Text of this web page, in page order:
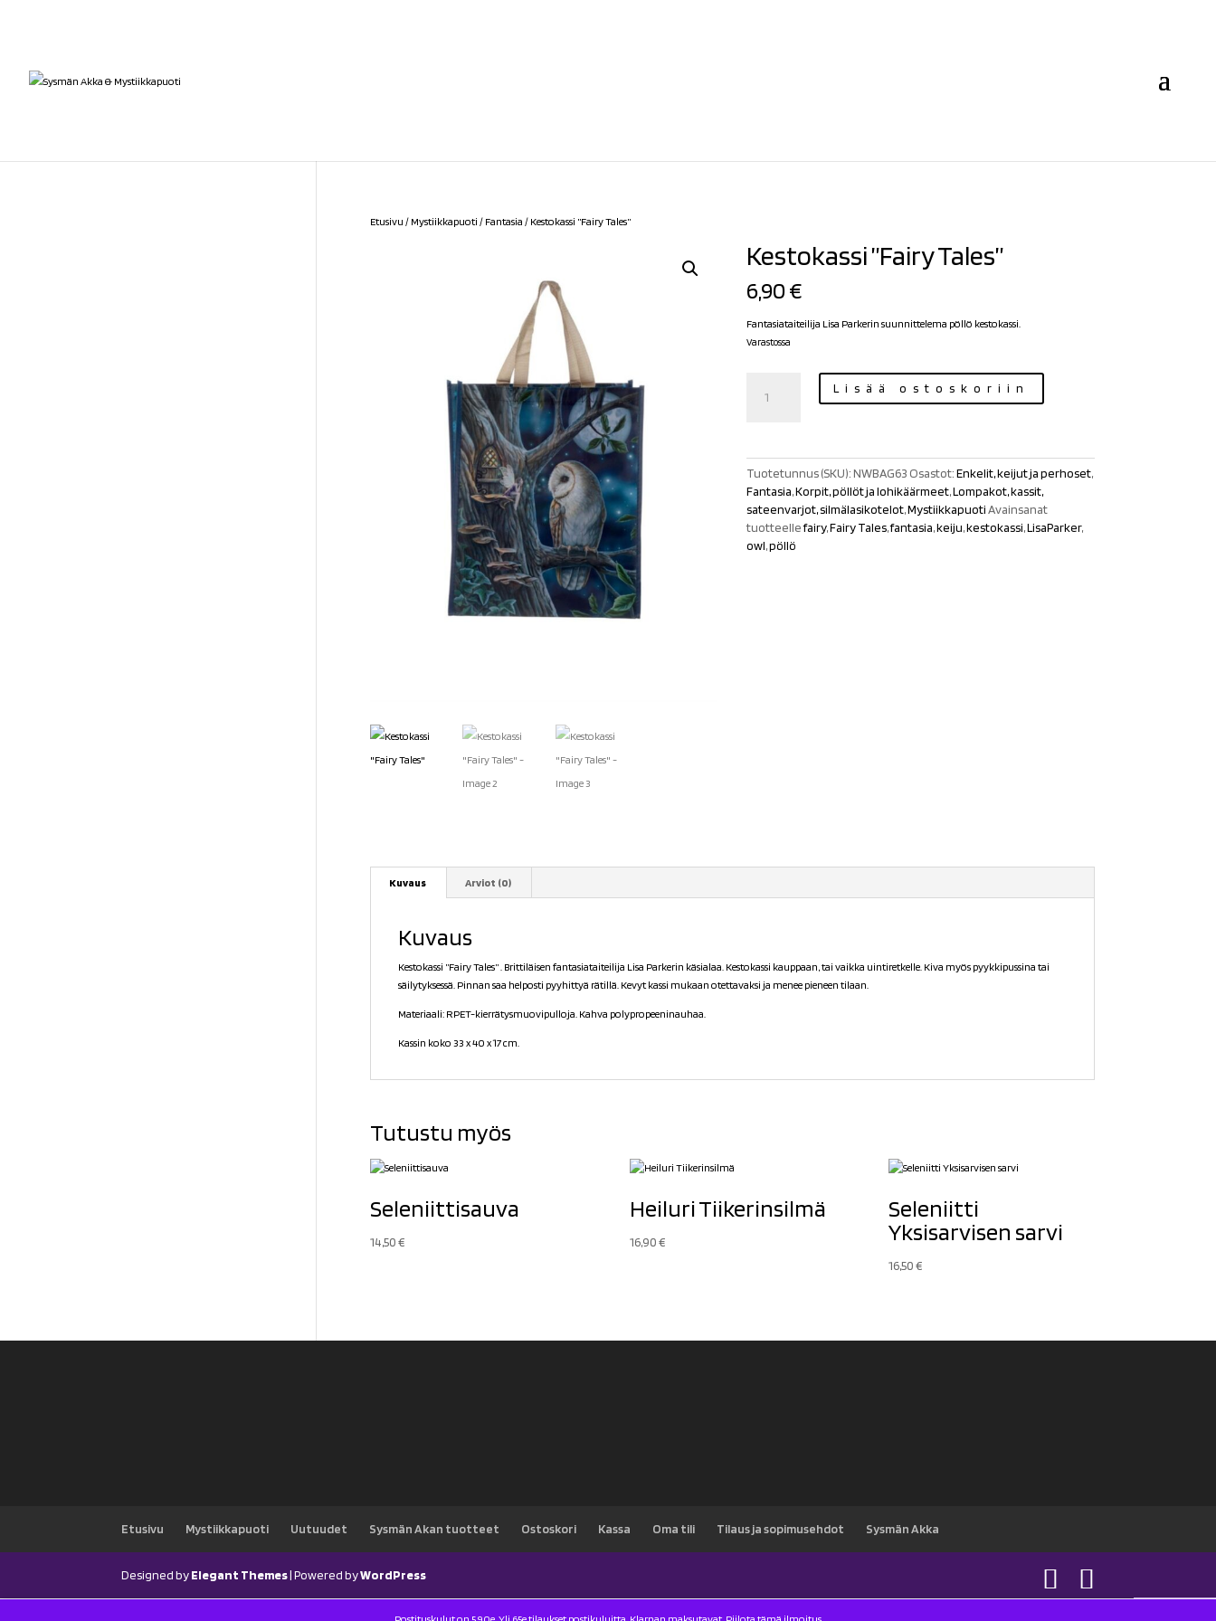
Etusivu / Mystiikkapuoti / Fantasia / Kestokassi ”Fairy Tales”
Kestokassi ”Fairy Tales”
6,90€
Fantasiataiteilija Lisa Parkerin suunnittelema pöllö kestokassi.
Varastossa
"Fairy
Lisää ostoskoriin
Tuotetunnus (SKU):NWBAG63 Osastot:Enkelit, keijut ja perhoset,
Fantasia,Korpit, pöllöt ja lohikäärmeet,Lompakot, kassit,
sateenvarjot, silmälasikotelot,MystiikkapuotiAvainsanat
tuotteellefairy,Fairy Tales,fantasia,keiju,kestokassi,LisaParker,
owl,pöllö
Kuvaus Arviot (0)
Kuvaus
Kestokassi ”Fairy Tales” . Brittiläisen fantasiataiteilija Lisa Parkerin käsialaa. Kestokassi kauppaan, tai vaikka uintiretkelle. Kiva myös pyykkipussina tai
säilytyksessä. Pinnan saa helposti pyyhittyä rätillä. Kevyt kassi mukaan otettavaksi ja menee pieneen tilaan.
Materiaali: RPET-kierrätysmuovipulloja. Kahva polypropeeninauhaa.
Kassin koko 33 x 40 x 17 cm.
Tutustu myös
Seleniittisauva
14,50€
Heiluri Tiikerinsilmä
16,90€
Seleniitti
Yksisarvisen sarvi
16,50€
Etusivu Mystiikkapuoti Uutuudet Sysmän Akan tuotteet Ostoskori Kassa Oma tili Tilaus ja sopimusehdot Sysmän Akka
Designed byElegant Themes| Powered byWordPress